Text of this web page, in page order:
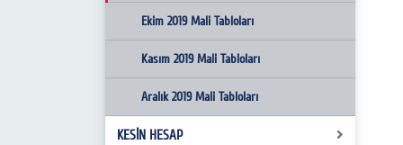
Kasım 2020 Mali Tabloları
Aralık 2020 Mali Tabloları
Ekim 2019 Mali Tabloları
Kasım 2019 Mali Tabloları
Aralık 2019 Mali Tabloları
KESİN HESAP